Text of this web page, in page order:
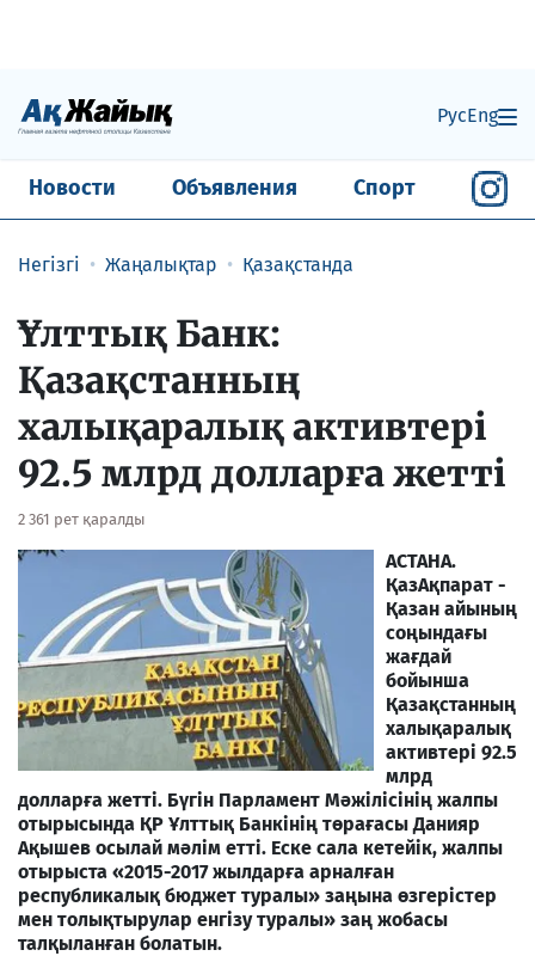
РусEng
Новости Объявления Спорт
Негізгі Жаңалықтар Қазақстанда
Ұлттық Банк:
Қазақстанның
халықаралық активтері
92.5 млрд долларға жетті
2 361 рет қаралды
АСТАНА.
ҚазАқпарат -
Қазан айының
соңындағы
жағдай
бойынша
Қазақстанның
халықаралық
активтері 92.5
млрд
долларға жетті. Бүгін Парламент Мәжілісінің жалпы
отырысында ҚР Ұлттық Банкінің төрағасы Данияр
Ақышев осылай мәлім етті. Еске сала кетейік, жалпы
отырыста «2015-2017 жылдарға арналған
республикалық бюджет туралы» заңына өзгерістер
мен толықтырулар енгізу туралы» заң жобасы
талқыланған болатын.